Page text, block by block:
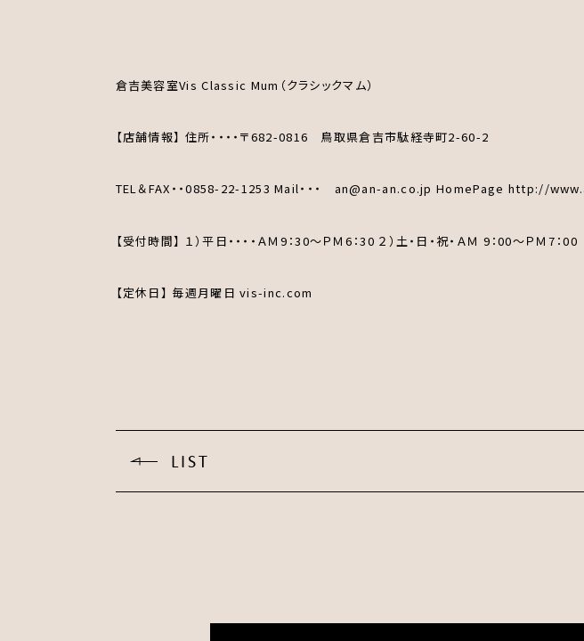
倉吉美容室Vis Classic Mum（クラシックマム）
【店舗情報】 住所・・・・〒682-0816 鳥取県倉吉市駄経寺町2-60-2
TEL＆FAX・・0858-22-1253 Mail・・・ an@an-an.co.jp HomePage http://
【受付時間】 １）平日・・・・ＡＭ9：30～ＰＭ6：30 ２）土・日・祝・ＡＭ 9：00～ＰＭ7：00
【定休日】 毎週月曜日 vis-inc.com
LIST